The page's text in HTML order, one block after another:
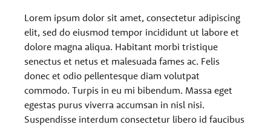
Lorem ipsum dolor sit amet, consectetur adipiscing
elit, sed do eiusmod tempor incididunt ut labore et
dolore magna aliqua. Habitant morbi tristique
senectus et netus et malesuada fames ac. Felis
donec et odio pellentesque diam volutpat
commodo. Turpis in eu mi bibendum. Massa eget
egestas purus viverra accumsan in nisl nisi.
Suspendisse interdum consectetur libero id faucibus